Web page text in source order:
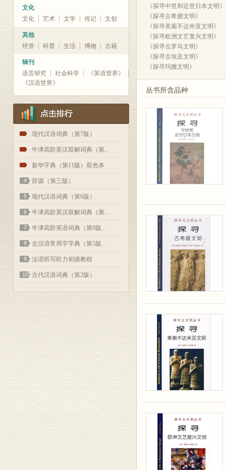
文化
文化
艺术 文学 传记 文创
其他
经管
科普 生活 博物 古籍
辑刊
语言研究
社会科学
《英语世界》
《汉语世界》
1 现代汉语词典（第7版）
2 牛津高阶英汉双解词典（第...
3 新华字典（第11版）双色本
4 辞源（第三版）
5 现代汉语词典（第6版）
6 牛津高阶英汉双解词典（第...
7 牛津高阶英语词典（第9版...
8 古汉语常用字字典（第5版...
9 法语听写听力初级教程
10 古代汉语词典（第2版）
《探寻中世和近世日本文明》
《探寻古希腊文明》
《探寻美索不达米亚文明》
《探寻欧洲文艺复兴文明》
《探寻古罗马文明》
《探寻古埃及文明》
《探寻玛雅文明》
丛书所含品种